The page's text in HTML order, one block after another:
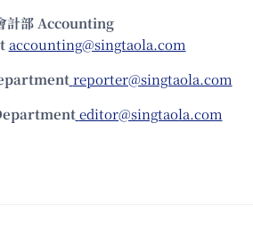
計部 Accounting
accounting@singtaola.com
reporter@singtaola.com
editor@singtaola.com